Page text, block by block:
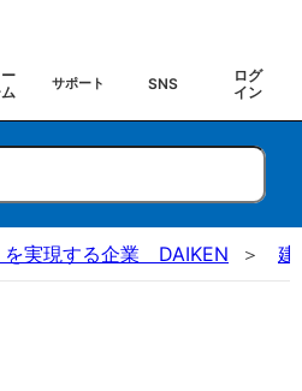
サポート SNS
ログ
イン
を実現する企業 DAIKEN 建